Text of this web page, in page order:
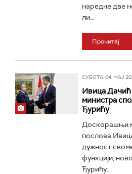
наредне две
ли...
Прочитај
СУБОТА, 04. МАЈ
Ивица Дачић
министра
Ђурићу
Доскорашњи
послова
дужност
функцији,
Ђурићу...